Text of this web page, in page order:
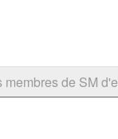
membres de SM